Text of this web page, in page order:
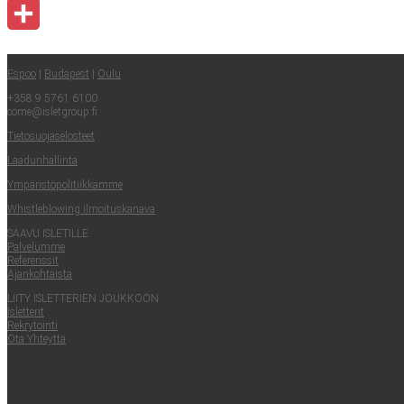
Email
Espoo | Buda­pest | Oulu
+358 9 5761 6100
come@​isletgroup.​fi
Tie­to­suo­ja­se­los­teet
Laa­dun­hal­lin­ta
Ympä­ris­tö­po­li­tiik­kam­me
Whist­le­blowing ilmoituskanava
SAA­VU ISLETILLE
Pal­ve­lum­me
Refe­rens­sit
Ajan­koh­tais­ta
LII­TY ISLET­TE­RIEN JOUKKOON
Islet­te­rit
Rek­ry­toin­ti
Ota Yhteyt­tä